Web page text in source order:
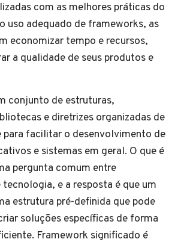
com as melhores práticas do
uso adequado de frameworks, as
economizar tempo e recursos,
a qualidade de seus produtos e
conjunto de estruturas,
e diretrizes organizadas de
facilitar o desenvolvimento de
e sistemas em geral. O que é
pergunta comum entre
e a resposta é que um
estrutura pré-definida que pode
soluções específicas de forma
Framework significado é